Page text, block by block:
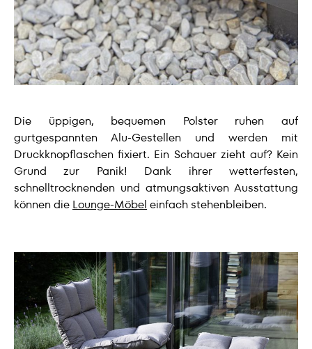
Die üppigen, bequemen Polster ruhen auf
gurtgespannten Alu-Gestellen und werden mit
Druckknopflaschen fixiert. Ein Schauer zieht auf? Kein
Grund zur Panik! Dank ihrer wetterfesten,
schnelltrocknenden und atmungsaktiven Ausstattung
können die Lounge-Möbel einfach stehenbleiben.